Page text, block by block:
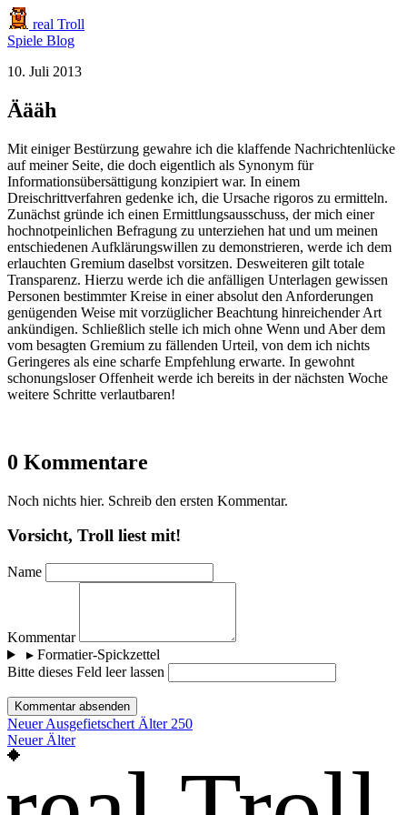
real Troll
Spiele Blog
10. Juli 2013
Äääh
Mit einiger Bestürzung gewahre ich die klaffende Nachrichtenlücke
auf meiner Seite, die doch eigentlich als Synonym für
Informationsübersättigung konzipiert war. In einem
Dreischrittverfahren gedenke ich, die Ursache rigoros zu ermitteln.
Zunächst gründe ich einen Ermittlungsausschuss, der mich einer
hochnotpeinlichen Befragung zu unterziehen hat und um meinen
entschiedenen Aufklärungswillen zu demonstrieren, werde ich dem
erlauchten Gremium daselbst vorsitzen. Desweiteren gilt totale
Transparenz. Hierzu werde ich die anfälligen Unterlagen gewissen
Personen bestimmter Kreise in einer absolut den Anforderungen
genügenden Weise mit vorzüglicher Beachtung hinreichender Art
ankündigen. Schließlich stelle ich mich ohne Wenn und Aber dem
vom besagten Gremium zu fällenden Urteil, von dem ich nichts
Geringeres als eine scharfe Empfehlung erwarte. In gewohnt
schonungsloser Offenheit werde ich bereits in der nächsten Woche
weitere Schritte verlautbaren!
0 Kommentare
Noch nichts hier. Schreib den ersten Kommentar.
Vorsicht, Troll liest mit!
Name
Kommentar
▸Formatier-Spickzettel
Bitte dieses Feld leer lassen
Kommentar absenden
Neuer Ausgefietschert Älter 250
Neuer Älter